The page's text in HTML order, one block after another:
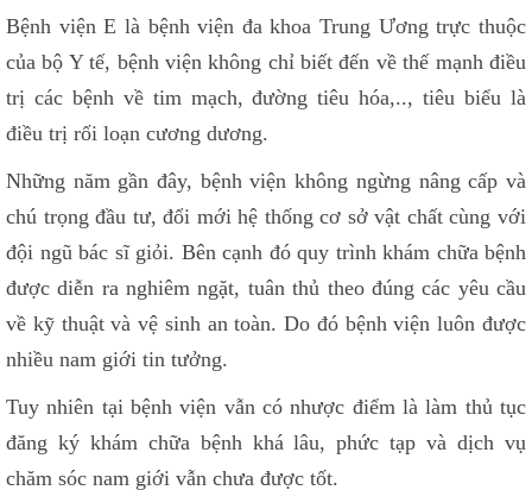
Bệnh viện E là bệnh viện đa khoa Trung Ương trực thuộc
của bộ Y tế, bệnh viện không chỉ biết đến về thế mạnh điều
trị các bệnh về tim mạch, đường tiêu hóa,.., tiêu biểu là
điều trị rối loạn cương dương.
Những năm gần đây, bệnh viện không ngừng nâng cấp và
chú trọng đầu tư, đổi mới hệ thống cơ sở vật chất cùng với
đội ngũ bác sĩ giỏi. Bên cạnh đó quy trình khám chữa bệnh
được diễn ra nghiêm ngặt, tuân thủ theo đúng các yêu cầu
về kỹ thuật và vệ sinh an toàn. Do đó bệnh viện luôn được
nhiều nam giới tin tưởng.
Tuy nhiên tại bệnh viện vẫn có nhược điểm là làm thủ tục
đăng ký khám chữa bệnh khá lâu, phức tạp và dịch vụ
chăm sóc nam giới vẫn chưa được tốt.